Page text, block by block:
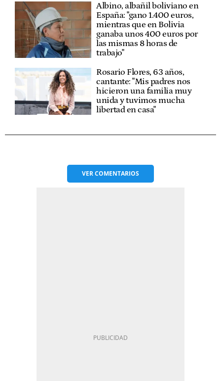
Albino, albañil boliviano en
España: "gano 1.400 euros,
mientras que en Bolivia
ganaba unos 400 euros por
las mismas 8 horas de
trabajo"
Rosario Flores, 63 años,
cantante: "Mis padres nos
hicieron una familia muy
unida y tuvimos mucha
libertad en casa"
VERCOMENTARIOS